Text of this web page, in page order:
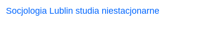
Socjologia Lublin studia niestacjonarne